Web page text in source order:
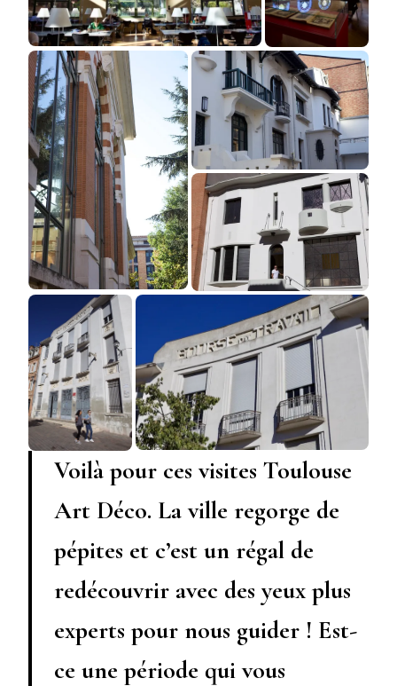
Voilà pour ces visites Toulouse
Art Déco. La ville regorge de
pépites et c’est un régal de
redécouvrir avec des yeux plus
experts pour nous guider ! Est-
ce une période qui vous